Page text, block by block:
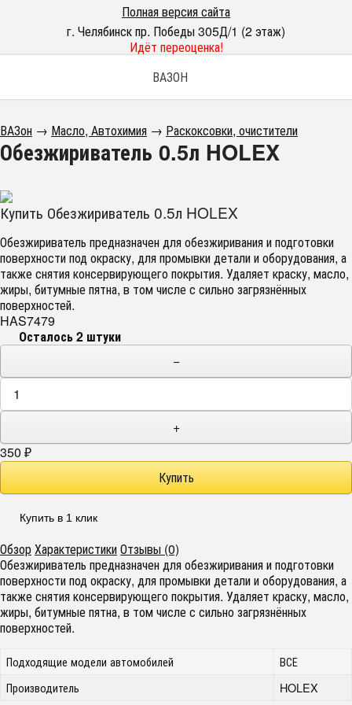
Полная версия сайта
г. Челябинск пр. Победы 305Д/1 (2 этаж)
Идёт переоценка!
ВАЗОН
ВАЗон → Масло, Автохимия → Раскоксовки, очистители
Обезжириватель 0.5л HOLEX
Купить Обезжириватель 0.5л HOLEX
Обезжириватель предназначен для обезжиривания и подготовки
поверхности под окраску, для промывки детали и оборудования, а
также снятия консервирующего покрытия. Удаляет краску, масло,
жиры, битумные пятна, в том числе с сильно загрязнённых
поверхностей.
HAS7479
Осталось 2 штуки
−
+
350 ₽
Купить в 1 клик
ОбзорХарактеристикиОтзывы (0)
Обезжириватель предназначен для обезжиривания и подготовки
поверхности под окраску, для промывки детали и оборудования, а
также снятия консервирующего покрытия. Удаляет краску, масло,
жиры, битумные пятна, в том числе с сильно загрязнённых
поверхностей.
Подходящие модели автомобилей
ВСЕ
Производитель
HOLEX